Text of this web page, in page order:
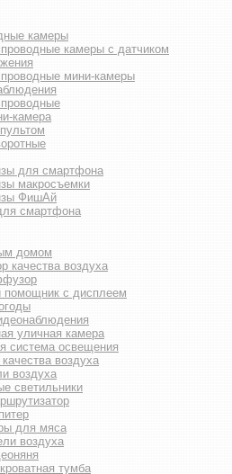
камеры
камеры с датчиком
мини-камеры
камера
для смартфона
макросъемки
ФишАй
смартфона
домом
качества воздуха
помощник с дисплеем
уличная камера
система освещения
воздуха
воздуха
светильники
для мяса
воздуха
тумба